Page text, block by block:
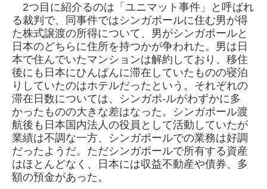
2つ目に紹介るのは「ユニマット事件」と呼ばれ
る裁判で、同事件ではシンガポールに住む男が得
た株式譲渡の所得について、男がシンガポールと
日本のどちらに住所を持つかが争われた。男は日
本で住んでいたマンションは解約しており、移住
後にも日本にひんぱんに滞在していたものの寝泊
りしていたのはホテルだったという。それぞれの
滞在日数については、シンガポ-ルがわずかに多
かったものの大きな差はなった。シンガポール渡
航後も日本国内法人の役員として活動していたが
業績は不調な一方、シンガポールでの業務は好調
だったようだ。ただシンガポールで所有する資産
はほとんどなく、日本には収益不動産や債券、多
額の預金があった。